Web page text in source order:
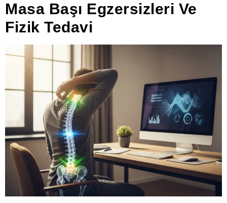
Masa Başı Egzersizleri Ve
Fizik Tedavi